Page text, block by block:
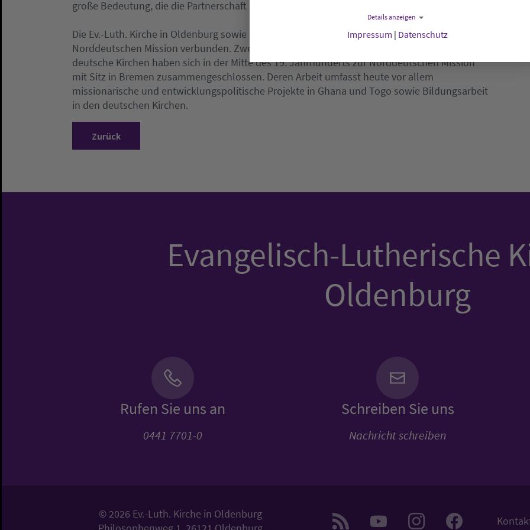
große Bedeutung, die die Partnerschaft beider Kirchen füreinander habe.
Die Ev.-Luth. Kirche in Oldenburg sowie die EEPT sind miteinander in der Arbeit der der
Norddeutschen Mission verbunden. Zwei afrikanische Kirchen in Ghana und Togo und vier
deutsche Kirchen haben sich in der Mitte des 19. Jahrhunderts zur Norddeutschen Mission
mit Sitz in Bremen zusammengeschlossen. Deren Arbeit umfasst heute vor allem
missionarische und entwicklungspolitische Projekte in Ghana und Togo sowie Bildungsarbeit
in den deutschen Kirchen.
Zurück
Evangelisch-Lutherische
Oldenburg
Rufen Sie uns an
0441 7701-0
Schreiben Sie uns
Nachricht schreiben
© 2026 Ev.-Luth. Kirche in Oldenburg
Details anzeigen
Impressum | Datenschutz